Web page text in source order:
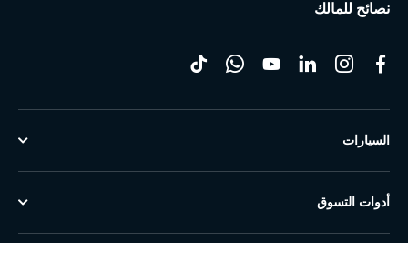
نصائح للمالك
السيارات
أدوات التسوق